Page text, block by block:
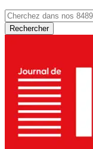
Rechercher